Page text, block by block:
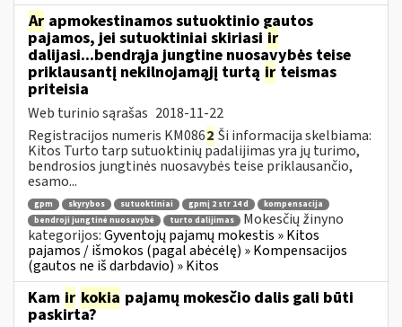
Ar apmokestinamos sutuoktinio gautos
pajamos, jei sutuoktiniai skiriasi ir
dalijasi...bendrąja jungtine nuosavybės teise
priklausantį nekilnojamąjį turtą ir teismas
priteisia
Web turinio sąrašas 2018-11-22
Registracijos numeris KM0862 Ši informacija skelbiama:
Kitos Turto tarp sutuoktinių padalijimas yra jų turimo,
bendrosios jungtinės nuosavybės teise priklausančio,
esamo...
gpm skyrybos sutuoktiniai gpmį 2 str 14 d
kompensacija
bendroji jungtinė nuosavybė
turto dalijimas
Mokesčių žinyno
kategorijos:Gyventojų pajamų mokestis » Kitos
pajamos / išmokos (pagal abėcėlę) » Kompensacijos
(gautos ne iš darbdavio) » Kitos
Kam ir kokia pajamų mokesčio dalis gali būti
paskirta?